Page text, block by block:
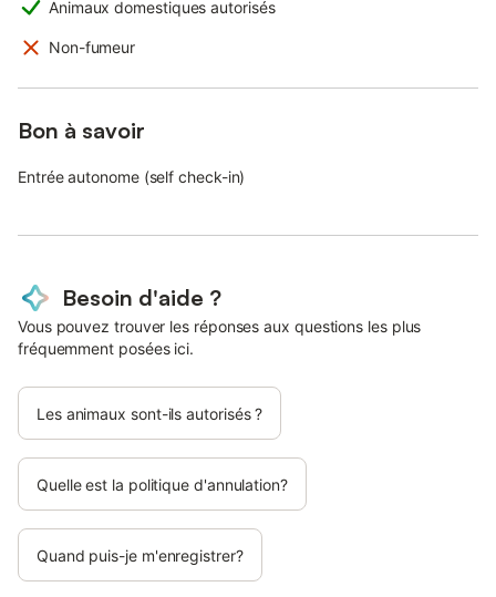
Animaux domestiques autorisés
Non-fumeur
Bon à savoir
Entrée autonome (self check-in)
Besoin d'aide ?
Vous pouvez trouver les réponses aux questions les plus
fréquemment posées ici.
Les animaux sont-ils autorisés ?
Quelle est la politique d'annulation?
Quand puis-je m'enregistrer?